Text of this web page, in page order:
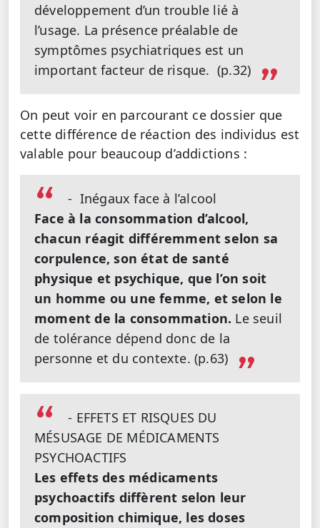
développement d’un trouble lié à
l’usage. La présence préalable de
symptômes psychiatriques est un
important facteur de risque. (p.32)
On peut voir en parcourant ce dossier que
cette différence de réaction des individus est
valable pour beaucoup d’addictions :
- Inégaux face à l’alcool
Face à la consommation d’alcool,
chacun réagit différemment selon sa
corpulence, son état de santé
physique et psychique, que l’on soit
un homme ou une femme, et selon le
moment de la consommation. Le seuil
de tolérance dépend donc de la
personne et du contexte. (p.63)
- EFFETS ET RISQUES DU
MÉSUSAGE DE MÉDICAMENTS
PSYCHOACTIFS
Les effets des médicaments
psychoactifs diffèrent selon leur
composition chimique, les doses